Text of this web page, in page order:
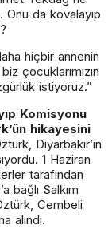
Onu da kovalayıp
hiçbir annenin
çocuklarımızın
istiyoruz.”
Komisyonu
hikayesini
Diyarbakır’ın
1 Haziran
tarafından
bağlı Salkım
Cembeli
alındı.